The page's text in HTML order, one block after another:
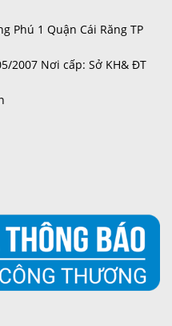
Phú 1 Quận Cái Răng TP
2007 Nơi cấp: Sở KH& ĐT